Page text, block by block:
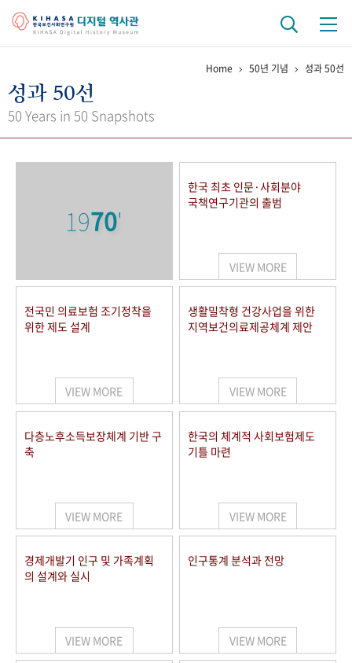
걸어온 길 기관 변천사
키워드로 보는 연구 역사
연구자들
사진 아카이브 문서 기록물 행정박물 영상 기록물
50+1 주년 기념
세계와 함께 한 KIHASA
VR 역사관
Home 50년 기념 성과 50선
성과 50선
50 Years in 50 Snapshots
1970'
한국 최초 인문·사회분야
국책연구기관의 출범
VIEW MORE
전국민 의료보험 조기정착을
위한 제도 설계
VIEW MORE
생활밀착형 건강사업을 위한
지역보건의료제공체계 제안
VIEW MORE
다층노후소득보장체계 기반 구
축
VIEW MORE
한국의 체계적 사회보험제도
기틀 마련
VIEW MORE
경제개발기 인구 및 가족계획
의 설계와 실시
VIEW MORE
인구통계 분석과 전망
VIEW MORE